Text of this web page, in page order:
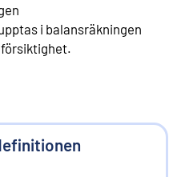
i balansräkningen